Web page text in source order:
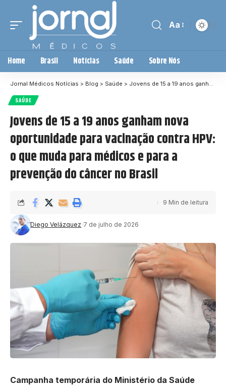
Aa
Home Brasil Notícias Saúde Sobre Nós
Jornal Médicos Notícias > Blog > Saúde > Jovens de 15 a 19 anos ganham nova oportunidade para vacinação contra HPV: o que muda para médicos e para a prevenção do câncer no Brasil
SAÚDE
Jovens de 15 a 19 anos ganham nova
oportunidade para vacinação contra HPV:
o que muda para médicos e para a
prevenção do câncer no Brasil
Diego Velázquez 7 de julho de 2026
9 Min de leitura
Campanha temporária do Ministério da Saúde